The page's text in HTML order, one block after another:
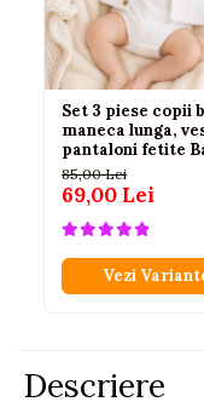
Set 3 piese copii
maneca lunga,
pantaloni fetite
100% bumbac roz
85,00 Lei
69,00 Lei
Vezi
Descriere